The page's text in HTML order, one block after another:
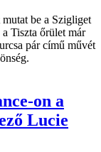
be a Szigliget
Tiszta őrület már
pár című művét
on a
Lucie